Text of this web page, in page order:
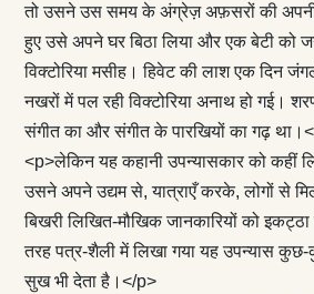
तो उसने उस समय के अंग्रेज़ अफ़सरों की
हुए उसे अपने घर बिठा लिया और एक बेटी को
विक्टोरिया मसीह। हिवेट की लाश एक दिन
नखरों में पल रही विक्टोरिया अनाथ हो गई।
संगीत का और संगीत के पारखियों का गढ़
<p>लेकिन यह कहानी उपन्यासकार को कहीं
उसने अपने उद्यम से, यात्राएँ करके, लोगों से
बिखरी लिखित-मौखिक जानकारियों को
तरह पत्र-शैली में लिखा गया यह उपन्यास
सुख भी देता है।</p>